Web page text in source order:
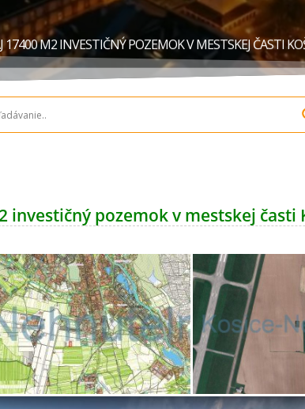
M2 INVESTIČNÝ POZEMOK V MESTSKEJ ČASTI
investičný pozemok v mestskej časti